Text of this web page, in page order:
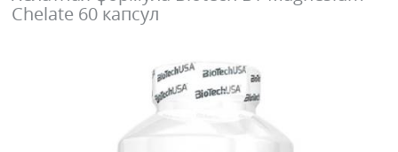
Chelate 60 капсул